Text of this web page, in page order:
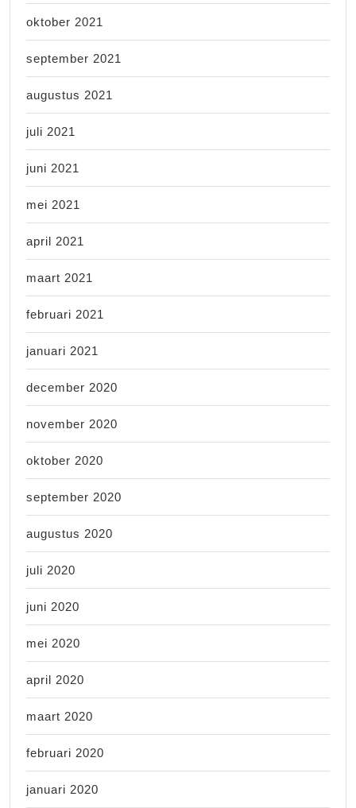
oktober 2021
september 2021
augustus 2021
juli 2021
juni 2021
mei 2021
april 2021
maart 2021
februari 2021
januari 2021
december 2020
november 2020
oktober 2020
september 2020
augustus 2020
juli 2020
juni 2020
mei 2020
april 2020
maart 2020
februari 2020
januari 2020